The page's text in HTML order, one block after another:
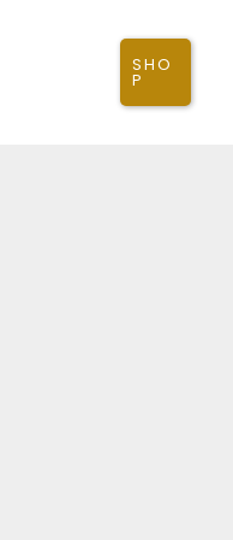
SHO
P